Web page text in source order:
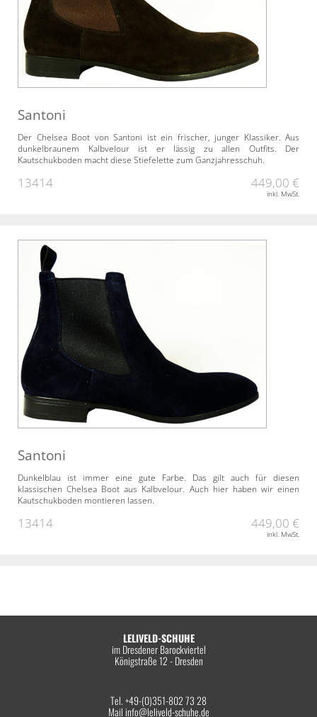
Santoni
Der Chelsea Boot von Santoni ist ein frischer, junger Klassiker. Aus
dunkelbraunem Kalbvelour ist er lässig zu allen Outfits. Der
Kautschukboden macht diese Stiefelette zum Ganzjahresschuh.
13414 449,00 €
inkl. MwSt.
Santoni
Dunkelblau ist immer eine gute Farbe. Das gilt auch für diesen
klassischen Chelsea Boot aus Kalbvelour. Auch hier haben wir einen
Kautschukboden montieren lassen.
13414 449,00 €
inkl. MwSt.
LELIVELD-SCHUHE
im Dresdener Barockviertel
Königstraße 12 - Dresden
Tel. +49-(0)351-802 73 28
Mail info@leliveld-schuhe.de